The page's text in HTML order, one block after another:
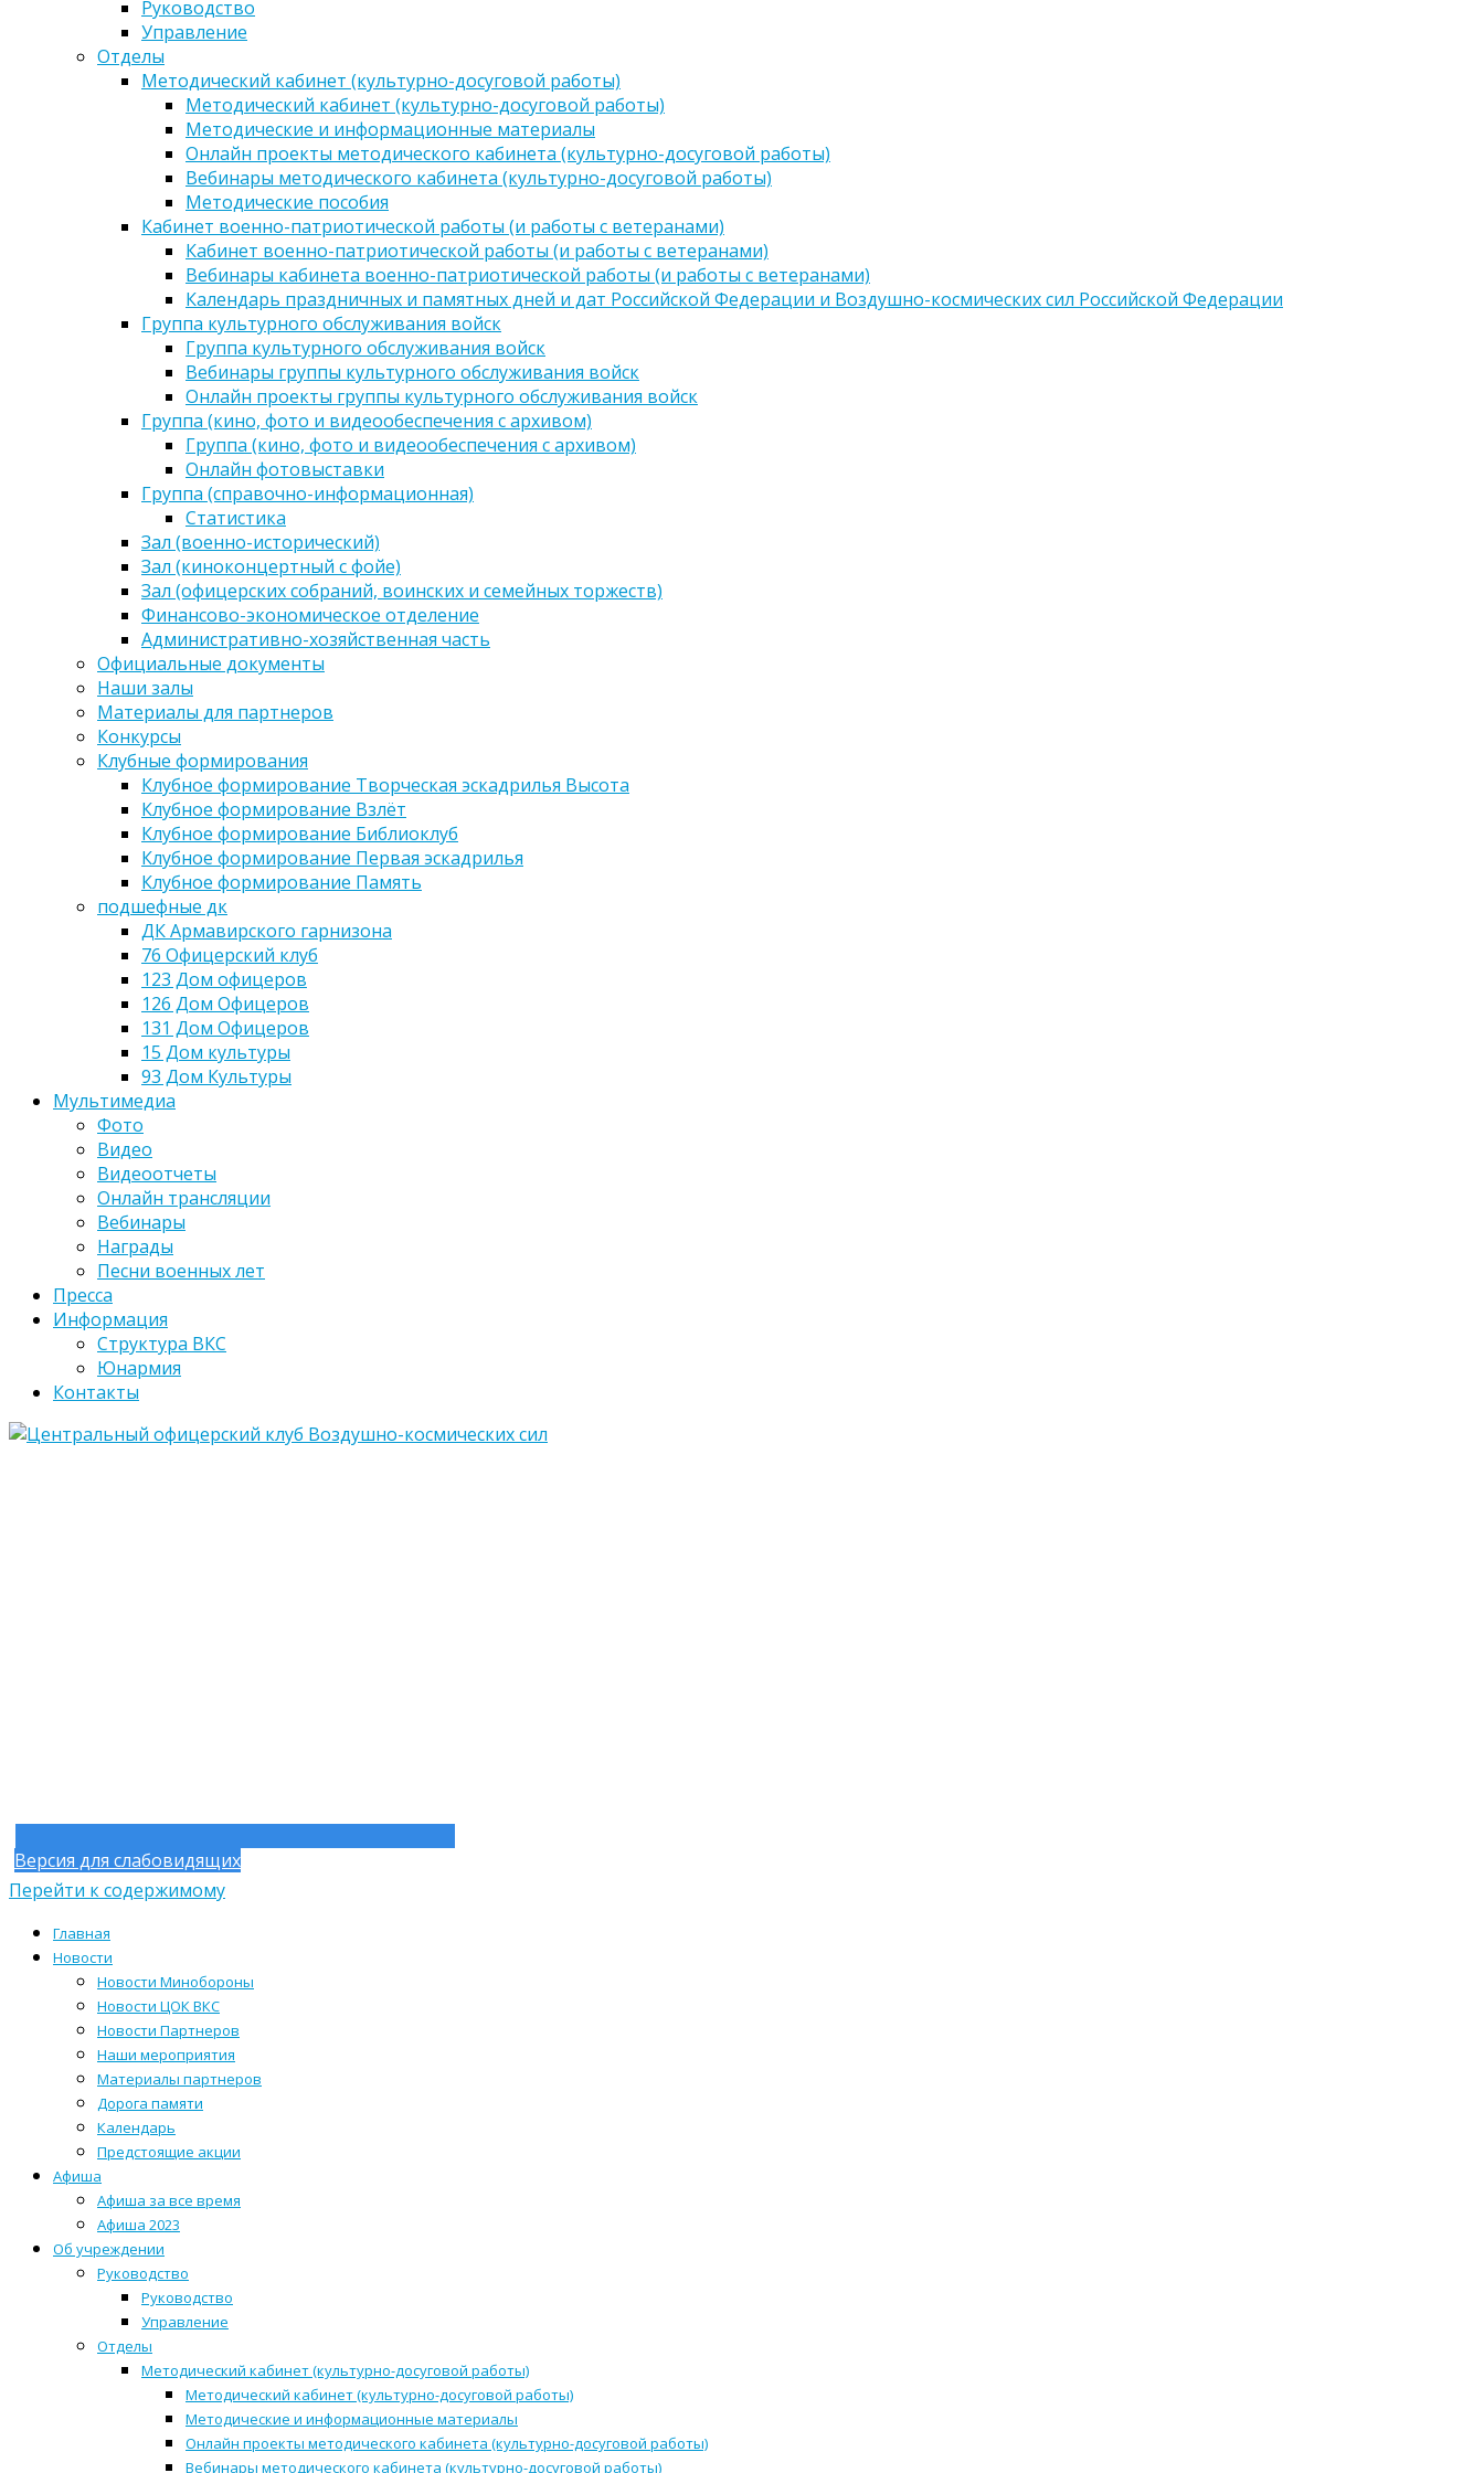
Руководство
Управление
Отделы
Методический кабинет (культурно-досуговой работы)
Методический кабинет (культурно-досуговой работы)
Методические и информационные материалы
Онлайн проекты методического кабинета (культурно-досуговой работы)
Вебинары методического кабинета (культурно-досуговой работы)
Методические пособия
Кабинет военно-патриотической работы (и работы с ветеранами)
Кабинет военно-патриотической работы (и работы с ветеранами)
Вебинары кабинета военно-патриотической работы (и работы с ветеранами)
Календарь праздничных и памятных дней и дат Российской Федерации и Воздушно-космических сил Российской Федерации
Группа культурного обслуживания войск
Группа культурного обслуживания войск
Вебинары группы культурного обслуживания войск
Онлайн проекты группы культурного обслуживания войск
Группа (кино, фото и видеообеспечения с архивом)
Группа (кино, фото и видеообеспечения с архивом)
Онлайн фотовыставки
Группа (справочно-информационная)
Статистика
Зал (военно-исторический)
Зал (киноконцертный с фойе)
Зал (офицерских собраний, воинских и семейных торжеств)
Финансово-экономическое отделение
Административно-хозяйственная часть
Официальные документы
Наши залы
Материалы для партнеров
Конкурсы
Клубные формирования
Клубное формирование Творческая эскадрилья Высота
Клубное формирование Взлёт
Клубное формирование Библиоклуб
Клубное формирование Первая эскадрилья
Клубное формирование Память
подшефные дк
ДК Армавирского гарнизона
76 Офицерский клуб
123 Дом офицеров
126 Дом Офицеров
131 Дом Офицеров
15 Дом культуры
93 Дом Культуры
Мультимедиа
Фото
Видео
Видеоотчеты
Онлайн трансляции
Вебинары
Награды
Песни военных лет
Пресса
Информация
Структура ВКС
Юнармия
Контакты
Версия для слабовидящих
Перейти к содержимому
Главная
Новости
Новости Минобороны
Новости ЦОК ВКС
Новости Партнеров
Наши мероприятия
Материалы партнеров
Дорога памяти
Календарь
Предстоящие акции
Афиша
Афиша за все время
Афиша 2023
Об учреждении
Руководство
Руководство
Управление
Отделы
Методический кабинет (культурно-досуговой работы)
Методический кабинет (культурно-досуговой работы)
Методические и информационные материалы
Онлайн проекты методического кабинета (культурно-досуговой работы)
Вебинары методического кабинета (культурно-досуговой работы)